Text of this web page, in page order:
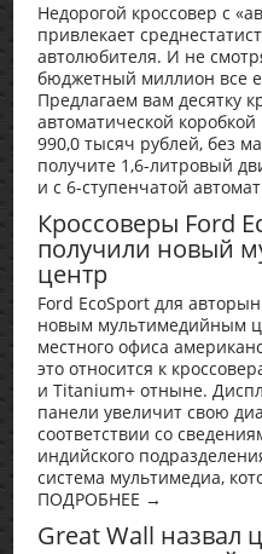
Недорогой кроссовер с
привлекает
автолюбителя. И не
бюджетный миллион все
Предлагаем вам десятку
автоматической
990,0 тысяч рублей, без
получите 1,6-литровый
и с 6-ступенчатой
Кроссоверы Ford
получили новый
центр
Ford EcoSport для
новым мультимедийным
местного офиса
это относится к
и Titanium+ отныне.
панели увеличит свою
соответствии со
индийского
система мультимедиа,
ПОДРОБНЕЕ →
Great Wall назвал